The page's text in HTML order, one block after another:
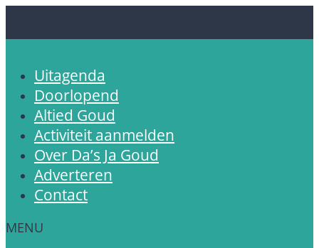
Uitagenda
Doorlopend
Altied Goud
Activiteit aanmelden
Over Da’s Ja Goud
Adverteren
Contact